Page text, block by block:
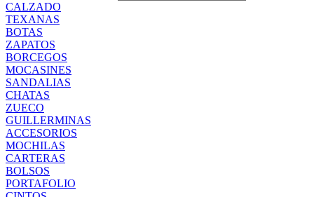
CALZADO
TEXANAS
BOTAS
ZAPATOS
BORCEGOS
MOCASINES
SANDALIAS
CHATAS
ZUECO
GUILLERMINAS
ACCESORIOS
MOCHILAS
CARTERAS
BOLSOS
PORTAFOLIO